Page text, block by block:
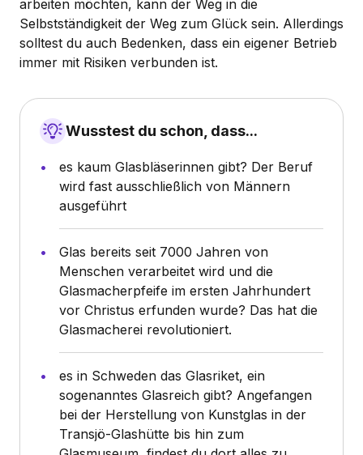
arbeiten möchten, kann der Weg in die
Selbstständigkeit der Weg zum Glück sein. Allerdings
solltest du auch Bedenken, dass ein eigener Betrieb
immer mit Risiken verbunden ist.
Wusstest du schon, dass...
es kaum Glasbläserinnen gibt? Der Beruf
wird fast ausschließlich von Männern
ausgeführt
Glas bereits seit 7000 Jahren von
Menschen verarbeitet wird und die
Glasmacherpfeife im ersten Jahrhundert
vor Christus erfunden wurde? Das hat die
Glasmacherei revolutioniert.
es in Schweden das Glasriket, ein
sogenanntes Glasreich gibt? Angefangen
bei der Herstellung von Kunstglas in der
Transjö-Glashütte bis hin zum